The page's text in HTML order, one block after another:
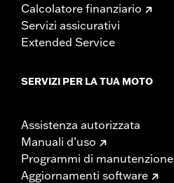
Calcolatore finanziario
Servizi assicurativi
Extended Service
SERVIZI PER LA TUA MOTO
Assistenza autorizzata
Manuali d’uso
Programmi di manutenzione
Aggiornamenti software